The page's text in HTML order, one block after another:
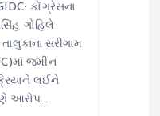
કોંગ્રેસના
ગોહિલે
સરીગામ
જમીન
લઈને
આરોપ…